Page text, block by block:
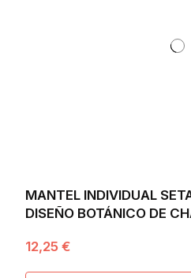
MANTEL INDIVIDUAL
DISEÑO BOTÁNICO DE
12,25 €